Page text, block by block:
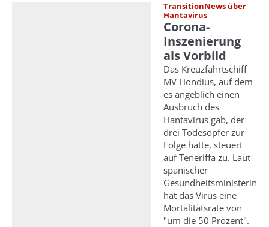
TransitionNews über
Hantavirus
Corona-
Inszenierung
als Vorbild
Das Kreuzfahrtschiff
MV Hondius, auf dem
es angeblich einen
Ausbruch des
Hantavirus gab, der
drei Todesopfer zur
Folge hatte, steuert
auf Teneriffa zu. Laut
spanischer
Gesundheitsministerin
hat das Virus eine
Mortalitätsrate von
"um die 50 Prozent".